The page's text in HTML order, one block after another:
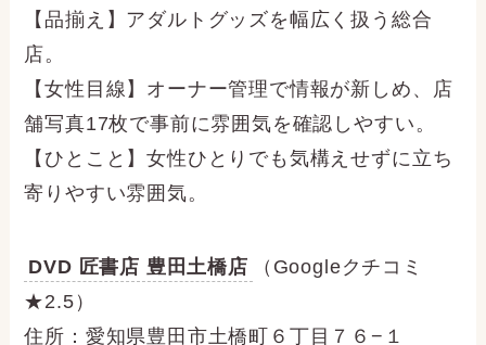
【品揃え】アダルトグッズを幅広く扱う総合
店。
【女性目線】オーナー管理で情報が新しめ、店
舗写真17枚で事前に雰囲気を確認しやすい。
【ひとこと】女性ひとりでも気構えせずに立ち
寄りやすい雰囲気。
DVD 匠書店 豊田土橋店
（Googleクチコミ
★2.5）
住所：愛知県豊田市土橋町６丁目７６−１